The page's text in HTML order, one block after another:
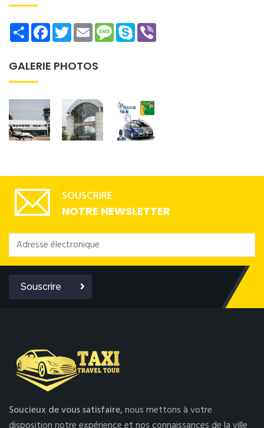
ShareFacebookTwitterEmailMessage
Skype
GALERIE PHOTOS
SOUSCRIRE
NOTRE NEWSLETTER
Souscrire
Soucieux de vous satisfaire,nous mettons à votre